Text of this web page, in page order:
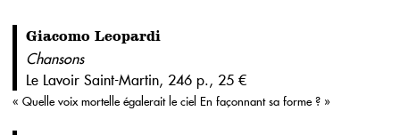
Giacomo Leopardi
Chansons
Le Lavoir Saint-Martin, 246 p., 25 €
« Quelle voix mortelle égalerait le ciel En façonnant sa forme ? »